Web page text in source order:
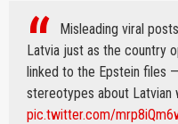
Misleading viral
Latvia just as the country
linked to the Epstein files
stereotypes about Latvian
pic.twitter.com/